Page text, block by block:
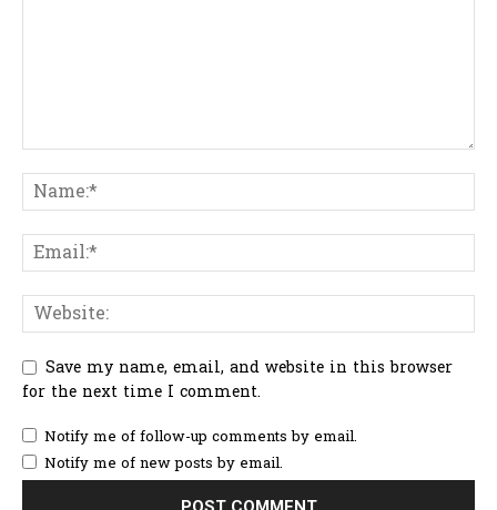
Save my name, email, and website in this browser
for the next time I comment.
Notify me of follow-up comments by email.
Notify me of new posts by email.